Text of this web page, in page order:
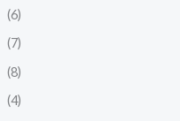
(6)
(7)
(8)
(4)